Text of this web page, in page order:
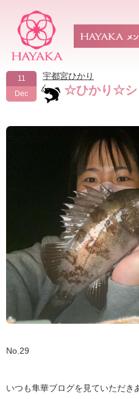
11
Dec
宇都宮ひかり
☆ひかり☆シ
No.29
いつも隼華ブログを見ていただき